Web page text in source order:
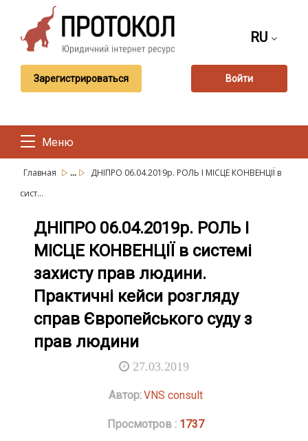
RU
Зарегистрироваться Войти
Меню
Главная ...
ДНІПРО 06.04.2019р. РОЛЬ І МІСЦЕ КОНВЕНЦІЇ в
сист...
ДНІПРО 06.04.2019р. РОЛЬ І
МІСЦЕ КОНВЕНЦІЇ в системі
захисту прав людини.
Практичні кейси розгляду
справ Європейського суду з
прав людини
27.03.2019
Автор:VNS consult
Просмотров : 1737